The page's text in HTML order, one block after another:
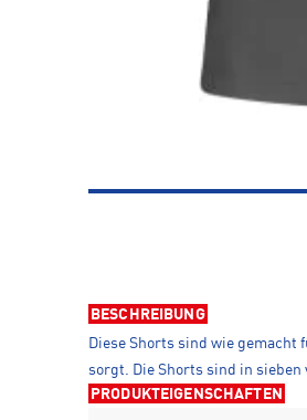
BESCHREIBUNG
Diese Shorts sind wie
sorgt. Die Shorts sind in
PRODUKTEIGENSCHAFTEN